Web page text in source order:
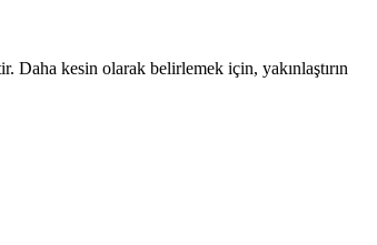
Daha kesin olarak belirlemek için, yakınlaştırın